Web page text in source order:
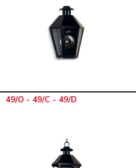
49/O - 49/C - 49/D